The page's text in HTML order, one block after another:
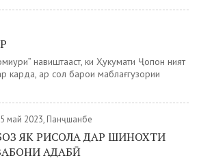
навиштааст, ки Ҳукумати Ҷопон ният
карда, ҳар сол барои маблағгузории
май 2023, Панҷшанбе
ЯК РИСОЛА ДАР ШИНОХТИ
АДАБӢ